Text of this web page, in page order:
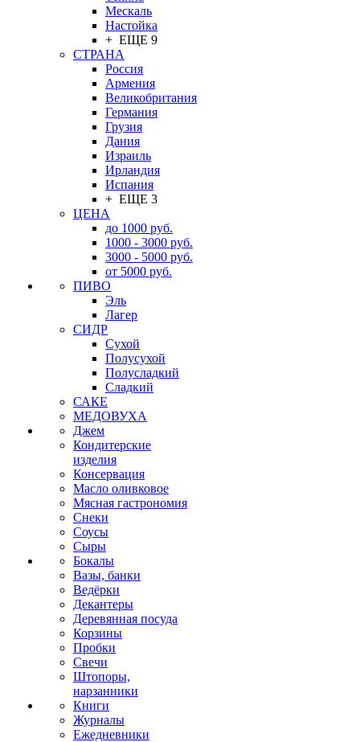
Мескаль
Настойка
+ ЕЩЕ 9
СТРАНА
Россия
Армения
Великобритания
Германия
Грузия
Дания
Израиль
Ирландия
Испания
+ ЕЩЕ 3
ЦЕНА
до 1000 руб.
1000 - 3000 руб.
3000 - 5000 руб.
от 5000 руб.
ПИВО
Эль
Лагер
СИДР
Сухой
Полусухой
Полусладкий
Сладкий
САКЕ
МЕДОВУХА
Джем
Кондитерские
изделия
Консервация
Масло оливковое
Мясная гастрономия
Снеки
Соусы
Сыры
Бокалы
Вазы, банки
Ведёрки
Декантеры
Деревянная посуда
Корзины
Пробки
Свечи
Штопоры,
нарзанники
Книги
Журналы
Ежедневники